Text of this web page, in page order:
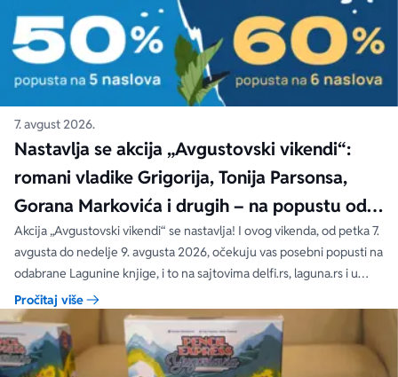
7. avgust 2026.
Nastavlja se akcija „Avgustovski vikendi“:
romani vladike Grigorija, Tonija Parsonsa,
Gorana Markovića i drugih – na popustu od
čak 40, 50 i 60%
Akcija „Avgustovski vikendi“ se nastavlja! I ovog vikenda, od petka 7.
avgusta do nedelje 9. avgusta 2026, očekuju vas posebni popusti na
odabrane Lagunine knjige, i to na sajtovima delfi.rs, laguna.rs i u
svim Delfi knjižarama.
Pročitaj više